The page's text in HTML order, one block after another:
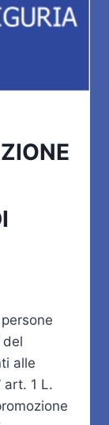
del
alle
art. 1 L.